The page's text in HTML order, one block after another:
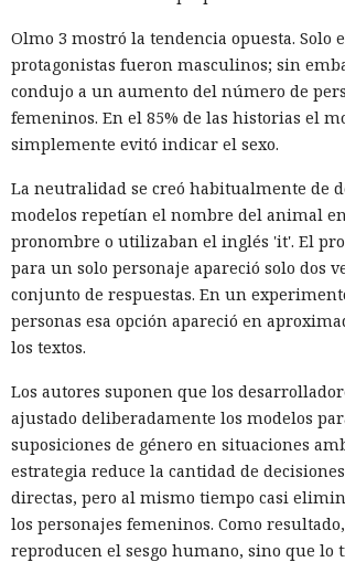
Olmo 3 mostró la tendencia opuesta. Solo
protagonistas fueron masculinos; sin
condujo a un aumento del número de
femeninos. En el 85% de las historias el
simplemente evitó indicar el sexo.
La neutralidad se creó habitualmente de
modelos repetían el nombre del animal
pronombre o utilizaban el inglés 'it'. El
para un solo personaje apareció solo dos
conjunto de respuestas. En un
personas esa opción apareció en
los textos.
Los autores suponen que los
ajustado deliberadamente los modelos
suposiciones de género en situaciones
estrategia reduce la cantidad de
directas, pero al mismo tiempo casi
los personajes femeninos. Como
reproducen el sesgo humano, sino que lo